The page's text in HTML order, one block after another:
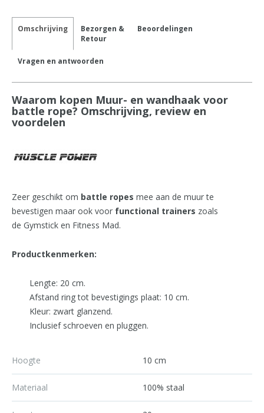
Omschrijving
Bezorgen &
Retour
Beoordelingen
Vragen en antwoorden
Waarom kopen Muur- en wandhaak voor
battle rope? Omschrijving, review en
voordelen
Zeer geschikt om battle ropes mee aan de muur te
bevestigen maar ook voor functional trainers zoals
de Gymstick en Fitness Mad.
Productkenmerken:
Lengte: 20 cm.
Afstand ring tot bevestigings plaat: 10 cm.
Kleur: zwart glanzend.
Inclusief schroeven en pluggen.
Hoogte 10 cm
Materiaal 100% staal